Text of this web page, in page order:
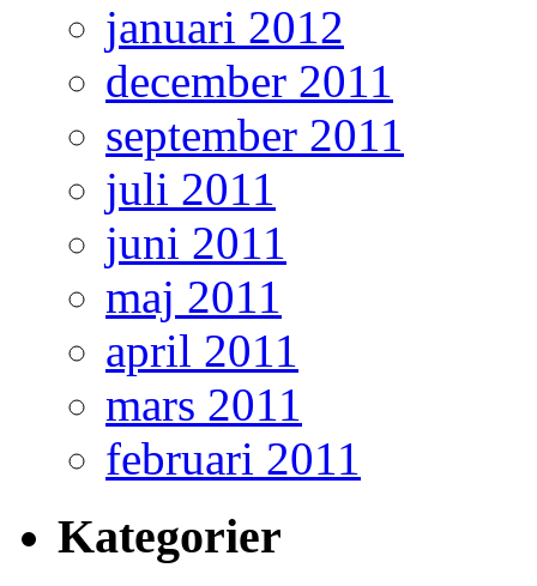
januari 2012
december 2011
september 2011
juli 2011
juni 2011
maj 2011
april 2011
mars 2011
februari 2011
Kategorier